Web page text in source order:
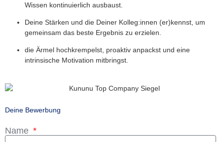
Wissen kontinuierlich ausbaust.
Deine Stärken und die Deiner Kolleg:innen (er)kennst, um
gemeinsam das beste Ergebnis zu erzielen.
die Ärmel hochkrempelst, proaktiv anpackst und eine
intrinsische Motivation mitbringst.
Deine Bewerbung
Name